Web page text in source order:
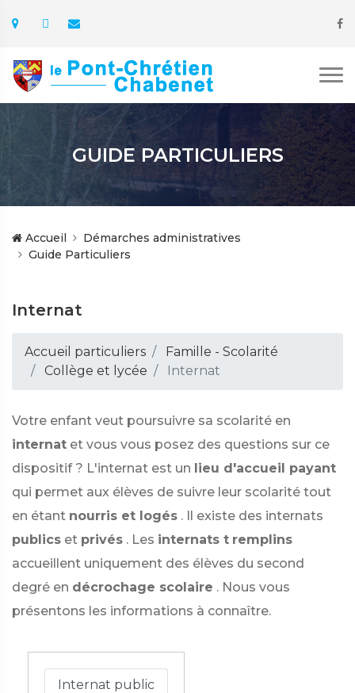
GUIDE PARTICULIERS
Accueil
Démarches administratives
Guide Particuliers
Internat
Accueil particuliers
Famille - Scolarité
Collège et lycée
Internat
Votre enfant veut poursuivre sa scolarité en
internat et vous vous posez des questions sur ce
dispositif ? L'internat est un lieu d'accueil payant
qui permet aux élèves de suivre leur scolarité tout
en étant nourris et logés . Il existe des internats
publics et privés . Les internats t remplins
accueillent uniquement des élèves du second
degré en décrochage scolaire . Nous vous
présentons les informations à connaître.
Internat public